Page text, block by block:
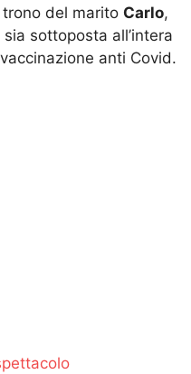
trono del marito Carlo,
sottoposta all’intera
anti Covid.